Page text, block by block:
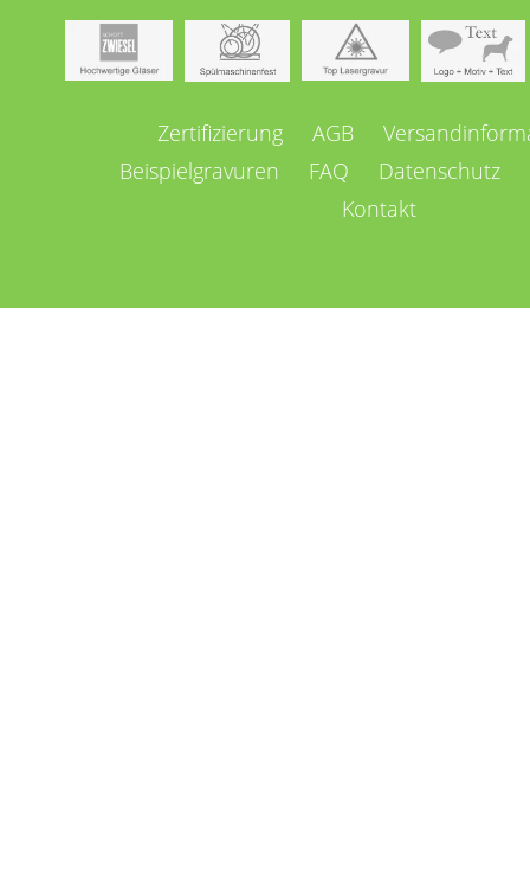
überspringen
Zertifizierung AGB
Beispielgravuren
FAQ Datenschutz
Kontakt